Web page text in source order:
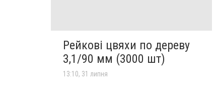
Рейкові цвяхи по дереву
3,1/90 мм (3000 шт)
13:10, 31 липня